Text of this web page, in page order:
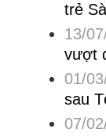
trẻ
13/
vượt
01/
sau
07/